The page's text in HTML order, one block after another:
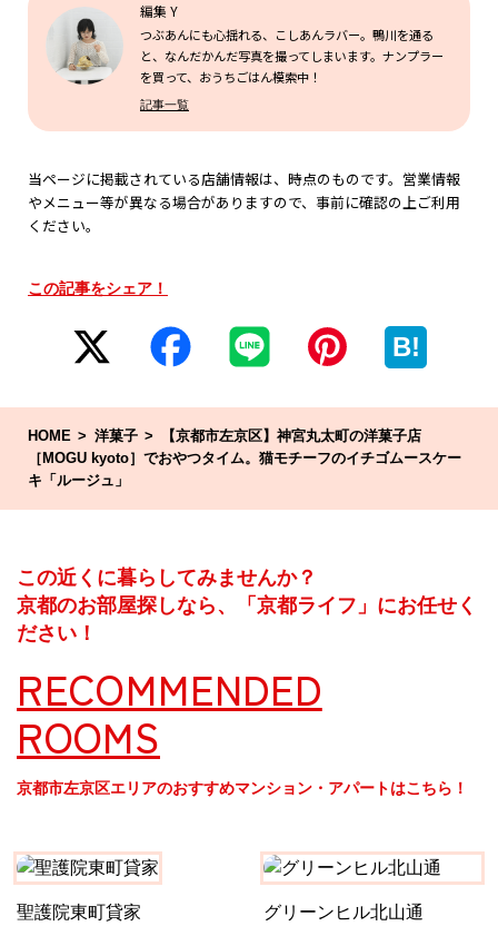
編集 Y
つぶあんにも心揺れる、こしあんラバー。鴨川を通る
と、なんだかんだ写真を撮ってしまいます。ナンプラー
を買って、おうちごはん模索中！
記事一覧
当ページに掲載されている店舗情報は、時点のものです。営業情報
やメニュー等が異なる場合がありますので、事前に確認の上ご利用
ください。
この記事をシェア！
B!
HOME 洋菓子
【京都市左京区】神宮丸太町の洋菓子店
［MOGU kyoto］でおやつタイム。猫モチーフのイチゴムースケー
キ「ルージュ」
この近くに暮らしてみませんか？
京都のお部屋探しなら、「京都ライフ」にお任せく
ださい！
RECOMMENDED
ROOMS
京都市左京区エリアのおすすめマンション・アパートはこちら！
聖護院東町貸家
グリーンヒル北山通